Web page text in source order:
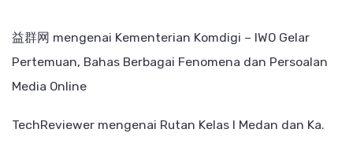
益群网 mengenai Kementerian Komdigi – IWO Gelar
Pertemuan, Bahas Berbagai Fenomena dan Persoalan
Media Online
TechReviewer mengenai Rutan Kelas I Medan dan Ka.